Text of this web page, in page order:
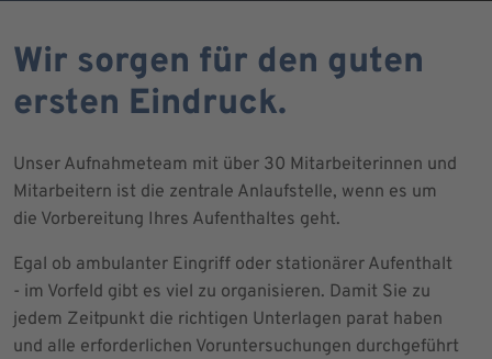
Wir sorgen für den guten
ersten Eindruck.
Unser Aufnahmeteam mit über 30 Mitarbeiterinnen und
Mitarbeitern ist die zentrale Anlaufstelle, wenn es um
die Vorbereitung Ihres Aufenthaltes geht.
Egal ob ambulanter Eingriff oder stationärer Aufenthalt
- im Vorfeld gibt es viel zu organisieren. Damit Sie zu
jedem Zeitpunkt die richtigen Unterlagen parat haben
und alle erforderlichen Voruntersuchungen durchgeführt